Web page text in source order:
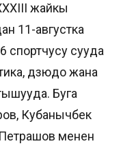
жайкы
11-августка
спортчусу сууда
дзюдо жана
Буга
Кубанычбек
менен